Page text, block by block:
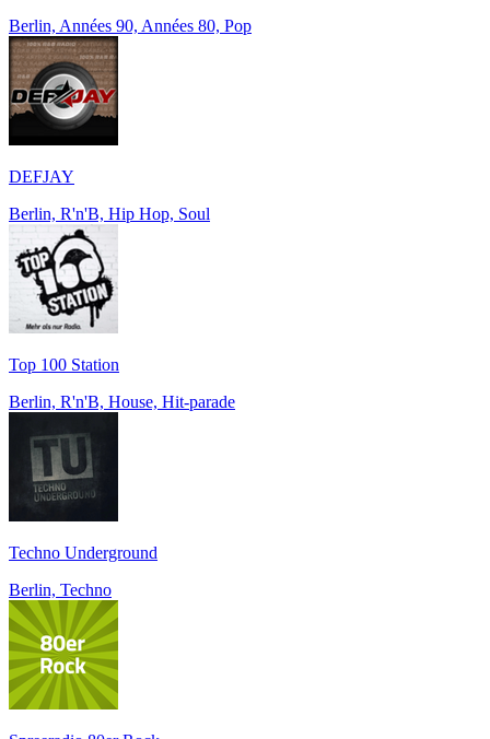
Berlin, Années 90, Années 80, Pop
DEFJAY
Berlin, R'n'B, Hip Hop, Soul
Top 100 Station
Berlin, R'n'B, House, Hit-parade
Techno Underground
Berlin, Techno